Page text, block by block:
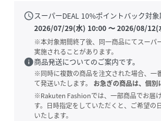
scheduleスーパーDEAL 10%ポイントバック対象
2026/07/29(水) 10:00〜2026/08/12(
※本対象期間終了後、同一商品にてスーパ
実施されることがあります。
info商品発送についてのご案内です。
※同時に複数の商品を注文された場合、一
て発送いたします。
お急ぎの商品は、個別
※Rakuten Fashionでは、一部商品でお届
す。日時指定をしていただくと、ご希望の
いたします。